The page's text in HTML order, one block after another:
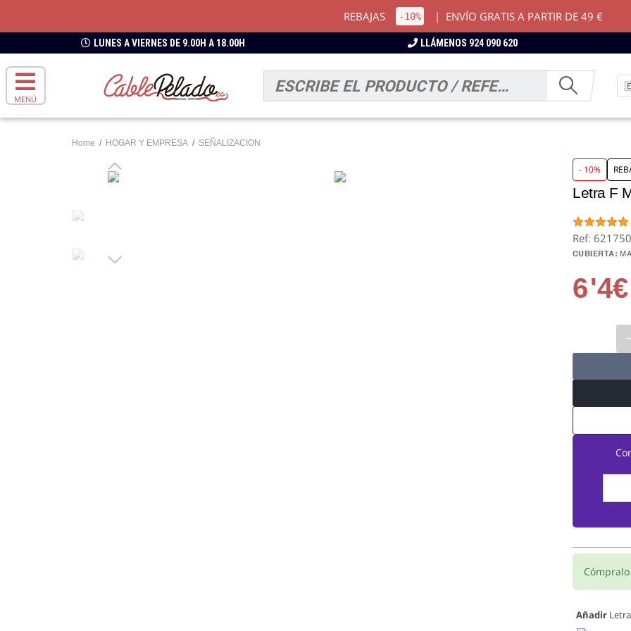
REBAJAS -10% | ENVÍO GRATIS A PARTIR DE 49 €
LUNES A VIERNES DE 9.00H A 18.00H LLÁMENOS 924 090 620
MENÚ
Home / HOGAR Y EMPRESA / SEÑALIZACION
- 10%
Letra F
Ref:
CUBIERTA:
6'4€
Añadir